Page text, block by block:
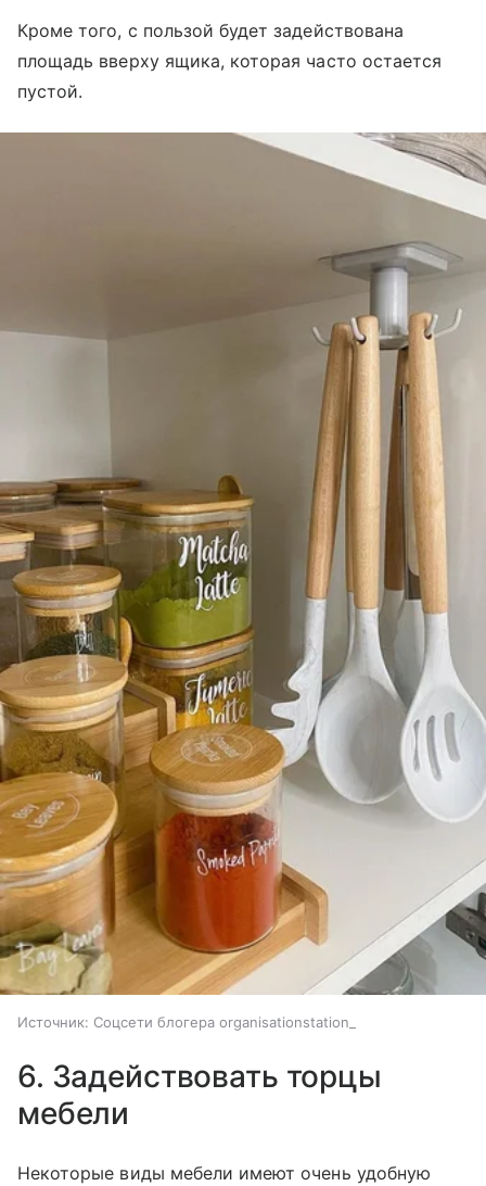
Кроме того, с пользой будет задействована
площадь вверху ящика, которая часто остается
пустой.
Источник: Соцсети блогера organisationstation_
6. Задействовать торцы
мебели
Некоторые виды мебели имеют очень удобную